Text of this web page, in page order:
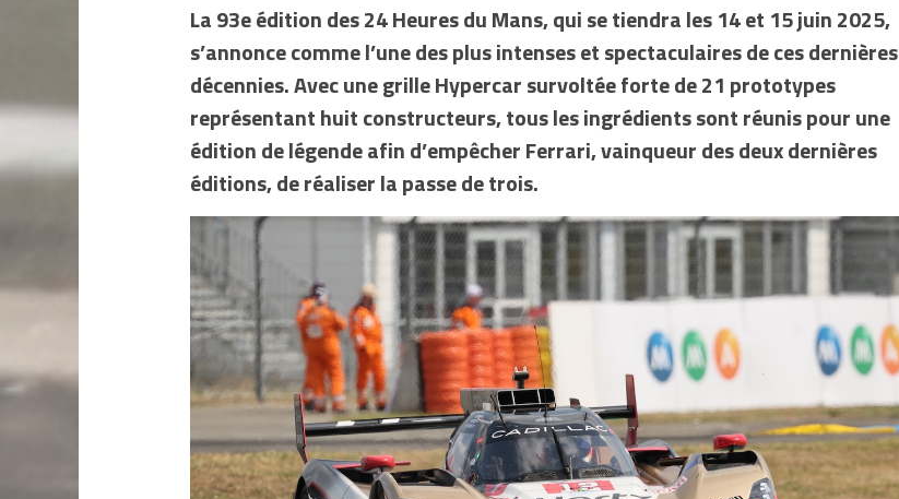
La 93e édition des 24 Heures du Mans, qui se tiendra les 14 et 15 juin 2025,
s’annonce comme l’une des plus intenses et spectaculaires de ces dernières
décennies. Avec une grille Hypercar survoltée forte de 21 prototypes
représentant huit constructeurs, tous les ingrédients sont réunis pour une
édition de légende afin d’empêcher Ferrari, vainqueur des deux dernières
éditions, de réaliser la passe de trois.